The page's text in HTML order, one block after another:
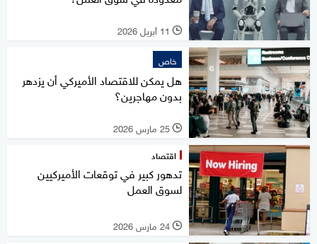
l 11 أبريل 2026
خاص
هل يمكن للاقتصاد الأميركي أن يزدهر
بدون مهاجرين؟
l 25 مارس 2026
اقتصاد
تدهور كبير في توقعات الأميركيين
لسوق العمل
l 24 مارس 2026